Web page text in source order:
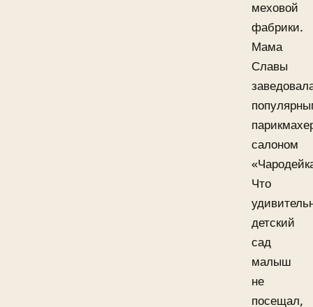
меховой
фабрики.
Мама
Славы
салоном
Что
детский
сад
малыш
не
посещал,